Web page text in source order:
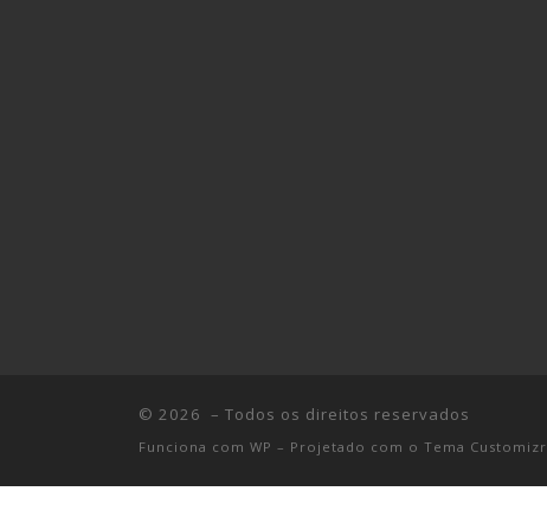
© 2026 – Todos os direitos reservados
Funciona com WP – Projetado com o Tema Customizr